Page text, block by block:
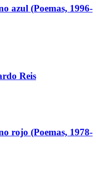
azul (Poemas, 1996-
Reis
rojo (Poemas, 1978-